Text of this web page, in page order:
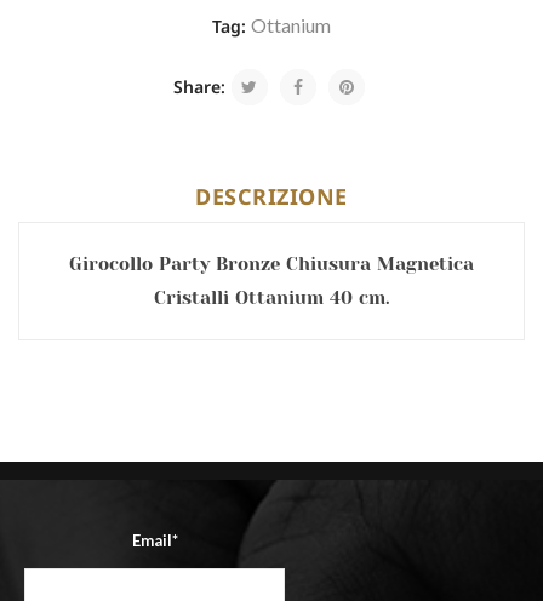
Tag: Ottanium
Share:
DESCRIZIONE
Girocollo Party Bronze Chiusura Magnetica
Cristalli Ottanium 40 cm.
Email*